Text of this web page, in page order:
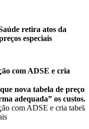
retira atos da
especiais
com ADSE e cria
nova tabela de preços
adequada” os custos.